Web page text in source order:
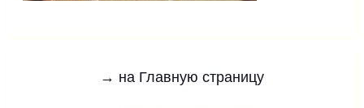
→ на Главную страницу